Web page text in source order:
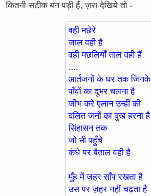
कितनी सटीक बन पड़ी हैं, ज़रा देखिये तो -
वही मछेरे
जाल वही है
वही मछलियाँ ताल वही हैं
....
आर्तजनों के घर तक जिनके
पाँवों का दूभर चलना है
जीभ करे एलान उन्हीं की
दलित जनों का दुख हरना है
सिंहासन तक
जो भी पहुँचे
कंधे पर बैताल वही है
मुँह में ज़हर साँप रखता है
उस पर ज़हर नहीं चढ़ता है